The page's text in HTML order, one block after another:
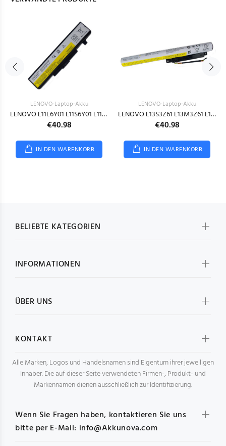
LENOVO-Laptop-Akku
LENOVO L11L6Y01 L11S6Y01 L11M6Y01
€40.98
IN DEN WARENKORB
LENOVO-Laptop-Akku
LENOVO L13S3Z61 L13M3Z61 L13L3Z61 3ICR17/65
€40.98
IN DEN WARENKORB
Wenn Sie Fragen haben, kontaktieren Sie uns
bitte per E-Mail: info@Akkunova.com
BELIEBTE KATEGORIEN
INFORMATIONEN
ÜBER UNS
KONTAKT
Alle Marken, Logos und Handelsnamen sind Eigentum ihrer jeweiligen
Inhaber. Die auf dieser Seite verwendeten Firmen-, Produkt- und
Markennamen dienen ausschließlich zur Identifizierung.